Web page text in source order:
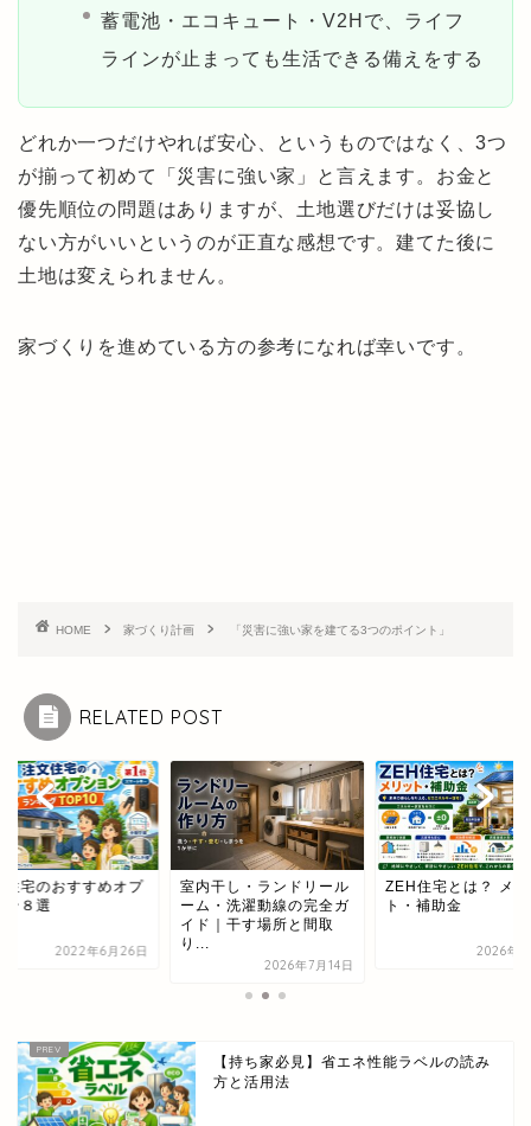
蓄電池・エコキュート・V2Hで、ライフ
ラインが止まっても生活できる備えをする
どれか一つだけやれば安心、というものではなく、3つ
が揃って初めて「災害に強い家」と言えます。お金と
優先順位の問題はありますが、土地選びだけは妥協し
ない方がいいというのが正直な感想です。建てた後に
土地は変えられません。
家づくりを進めている方の参考になれば幸いです。
HOME 家づくり計画 「災害に強い家を建てる3つのポイント」
RELATED POST
住宅のおすすめオプ
ン８選
2022年6月26日
室内干し・ランドリール
ーム・洗濯動線の完全ガ
イド｜干す場所と間取
り...
2026年7月14日
ZEH住宅とは？ メ
ト・補助金
2026年6
【持ち家必見】省エネ性能ラベルの読み
方と活用法